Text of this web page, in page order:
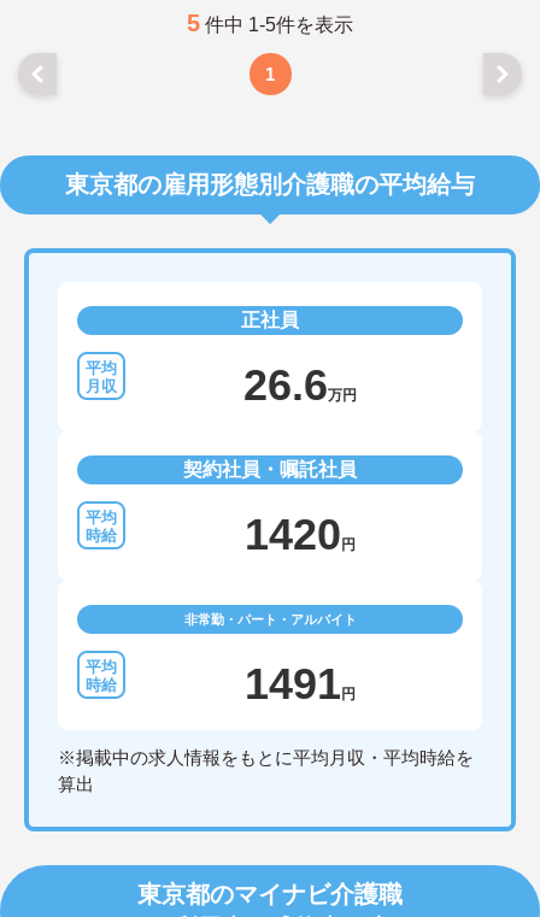
5 件中 1-5件を表示
1
東京都の雇用形態別介護職の平均給与
正社員
26.6万円
契約社員・嘱託社員
1420 円
非常勤・パート・アルバイト
1491 円
※掲載中の求人情報をもとに平均月収・平均時給を
算出
東京都のマイナビ介護職